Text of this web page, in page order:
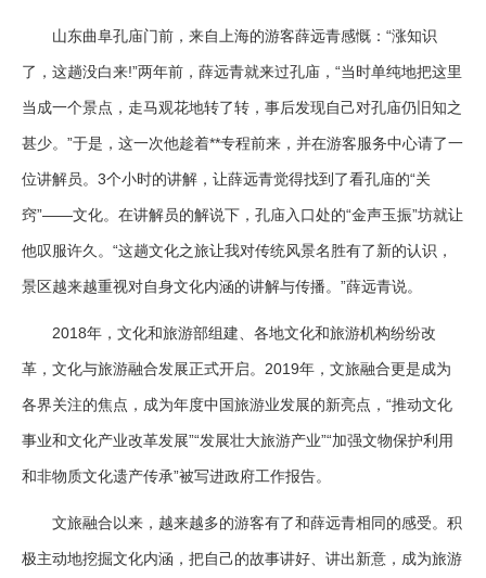
山东曲阜孔庙门前，来自上海的游客薛远青感慨：“涨知识
了，这趟没白来!”两年前，薛远青就来过孔庙，“当时单纯地把这里
当成一个景点，走马观花地转了转，事后发现自己对孔庙仍旧知之
甚少。”于是，这一次他趁着**专程前来，并在游客服务中心请了一
位讲解员。3个小时的讲解，让薛远青觉得找到了看孔庙的“关
窍”——文化。在讲解员的解说下，孔庙入口处的“金声玉振”坊就让
他叹服许久。“这趟文化之旅让我对传统风景名胜有了新的认识，
景区越来越重视对自身文化内涵的讲解与传播。”薛远青说。
2018年，文化和旅游部组建、各地文化和旅游机构纷纷改
革，文化与旅游融合发展正式开启。2019年，文旅融合更是成为
各界关注的焦点，成为年度中国旅游业发展的新亮点，“推动文化
事业和文化产业改革发展”“发展壮大旅游产业”“加强文物保护利用
和非物质文化遗产传承”被写进政府工作报告。
文旅融合以来，越来越多的游客有了和薛远青相同的感受。积
极主动地挖掘文化内涵，把自己的故事讲好、讲出新意，成为旅游